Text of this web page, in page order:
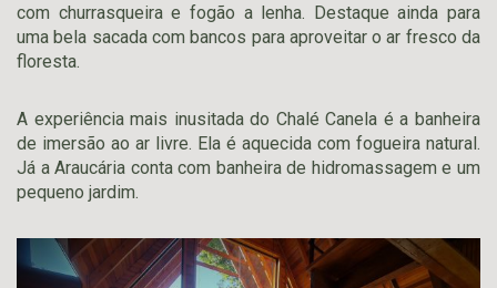
com churrasqueira e fogão a lenha. Destaque ainda para
uma bela sacada com bancos para aproveitar o ar fresco da
floresta.
A experiência mais inusitada do Chalé Canela é a banheira
de imersão ao ar livre. Ela é aquecida com fogueira natural.
Já a Araucária conta com banheira de hidromassagem e um
pequeno jardim.